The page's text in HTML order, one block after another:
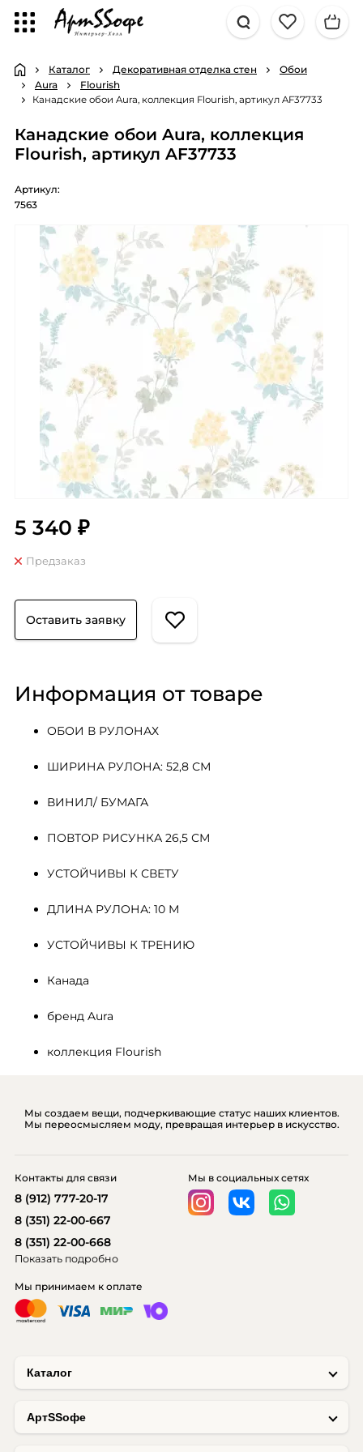
Каталог Декоративная отделка стен
Обои
Aura
Flourish
Канадские обои Aura, коллекция Flourish, артикул AF37733
Канадские обои Aura, коллекция
Flourish, артикул AF37733
Артикул:
7563
5 340 ₽
Предзаказ
Оставить заявку
Информация от товаре
ОБОИ В РУЛОНАХ
ШИРИНА РУЛОНА: 52,8 СМ
ВИНИЛ/ БУМАГА
ПОВТОР РИСУНКА 26,5 СМ
УСТОЙЧИВЫ К СВЕТУ
ДЛИНА РУЛОНА: 10 М
УСТОЙЧИВЫ К ТРЕНИЮ
Канада
бренд Aura
коллекция Flourish
Мы создаем вещи, подчеркивающие статус наших клиентов.
Мы переосмысляем моду, превращая интерьер в искусство.
Каталог
AртSSофе
Мы принимаем к оплате
Мы в социальных сетях
Контакты для связи
8 (912) 777-20-17
8 (351) 22-00-667
8 (351) 22-00-668
Показать подробно